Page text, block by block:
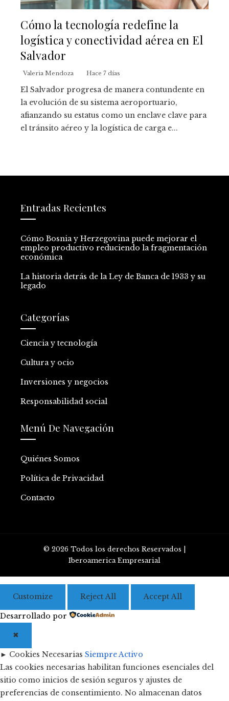
Cómo la tecnología redefine la
logística y conectividad aérea en El
Salvador
Valeria Mendoza Hace 7 días
El Salvador progresa de manera contundente en
la evolución de su sistema aeroportuario,
afianzando su estatus como un enclave clave para
el tránsito aéreo y la logística de carga e...
Entradas Recientes
Cómo Bosnia y Herzegovina puede mejorar el
empleo productivo reduciendo la fragmentación
económica
La historia detrás de la Ley de Banca de 1933 y su
legado
Categorías
Ciencia y tecnología
Cultura y ocio
Inversiones y negocios
Responsabilidad social
Menú De Navegación
Quiénes Somos
Política de Privacidad
Contacto
© 2026 Todos los derechos Reservados |
Iberoamerica Empresarial
Customize Reject All Accept All
Desarrollado por
✖
► Cookies Necesarias Siempre Activo
Las cookies necesarias habilitan funciones esenciales del
sitio como inicios de sesión seguros y ajustes de
preferencias de consentimiento. No almacenan datos